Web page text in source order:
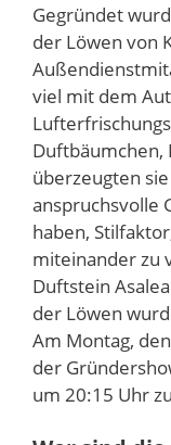
Gegründet
der Löwen von
viel mit dem
Duftbäumchen,
überzeugten
anspruchsvolle
haben,
miteinander zu
Duftstein
der Löwen
Am Montag,
der
um 20:15 Uhr